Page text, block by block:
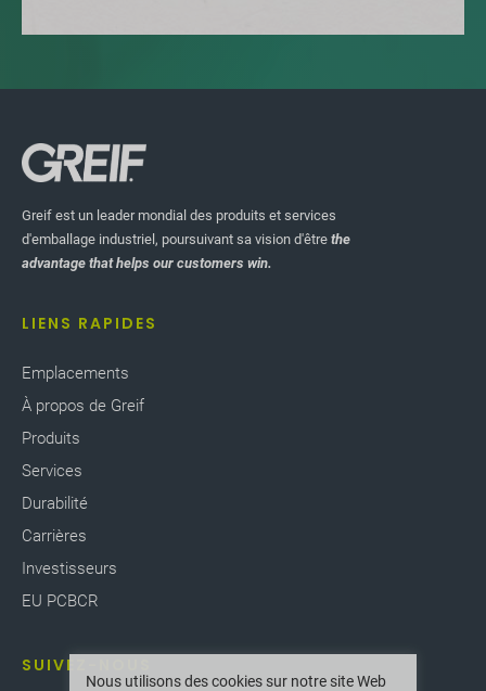
Greif est un leader mondial des produits et services
d'emballage industriel, poursuivant sa vision d'être the
advantage that helps our customers win.
LIENS RAPIDES
Emplacements
À propos de Greif
Produits
Services
Durabilité
Carrières
Investisseurs
EU PCBCR
SUIVEZ-NOUS
Nous utilisons des cookies sur notre site Web